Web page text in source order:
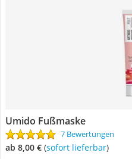
Umido Fußmaske
7 Bewertungen
ab 8,00 € ( Sofort lieferbar)